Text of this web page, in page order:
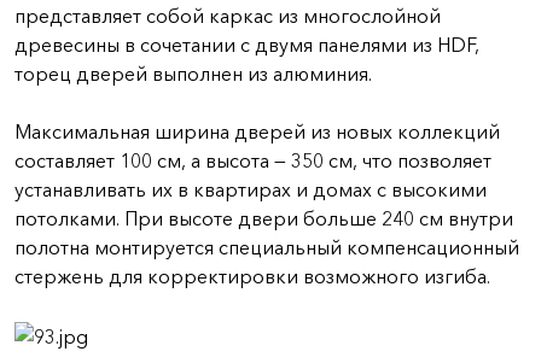
представляет собой каркас из многослойной
древесины в сочетании с двумя панелями из HDF,
торец дверей выполнен из алюминия.
Максимальная ширина дверей из новых коллекций
составляет 100 см, а высота — 350 см, что позволяет
устанавливать их в квартирах и домах с высокими
потолками. При высоте двери больше 240 см внутри
полотна монтируется специальный компенсационный
стержень для корректировки возможного изгиба.